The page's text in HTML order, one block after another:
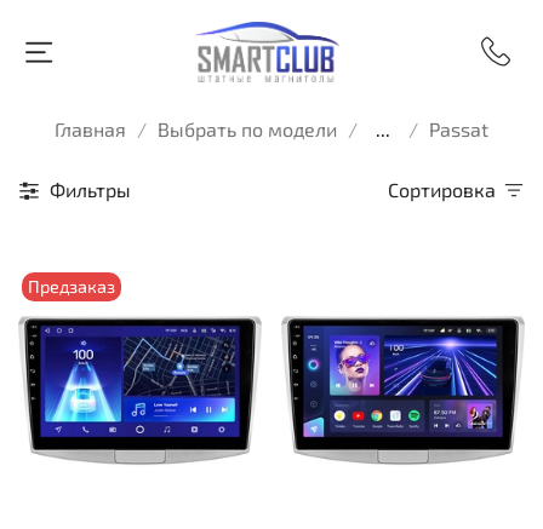
Главная Выбрать по модели ... Passat
Фильтры Сортировка
Предзаказ